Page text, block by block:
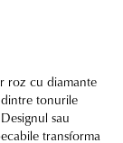
roz cu diamante
tonurile
sau
transforma